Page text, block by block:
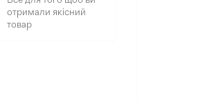
отримали якісний
товар